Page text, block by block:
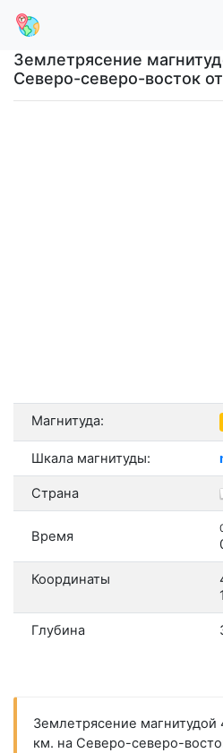
Землетрясение
Северо-северо-восток
Магнитуда:
Шкала магнитуды:
Страна
Время
Координаты
Глубина
Землетрясение
км. на Северо-северо-